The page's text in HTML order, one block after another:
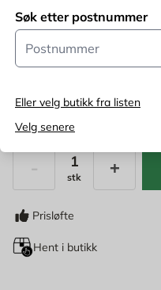
Søk etter postnummer
Postnummer
Eller velg butikk fra listen
Velg senere
149 NOK
Ordinær pris
Pris Per Pall(1Stk)
stk
Prisløfte
Hent i butikk